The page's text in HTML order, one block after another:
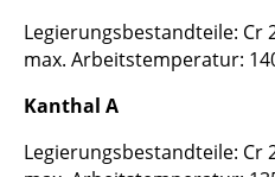
Legierungsbestandteile: Cr
max. Arbeitstemperatur:
Kanthal A
Legierungsbestandteile: Cr